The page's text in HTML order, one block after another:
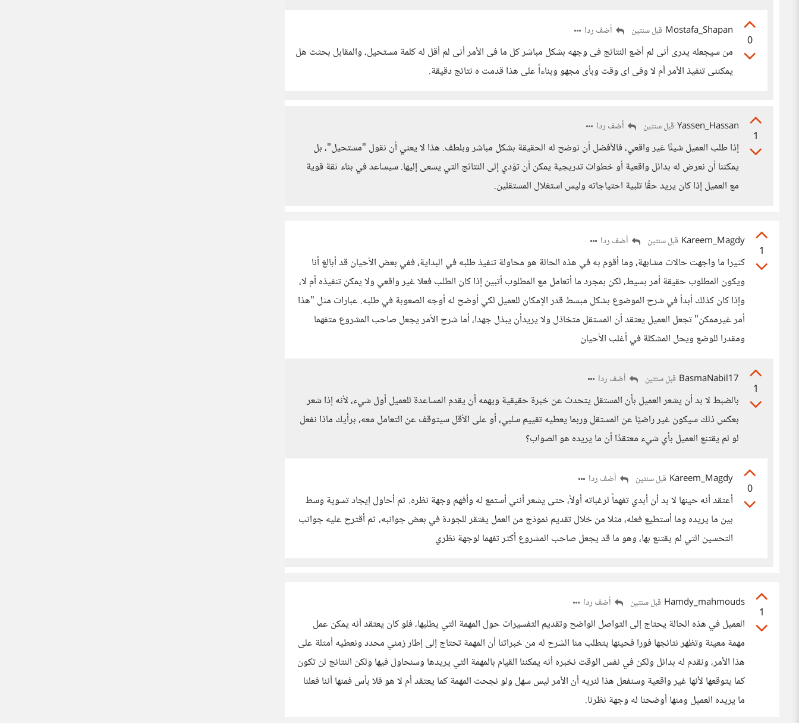
0
Mostafa_Shapan قبل سنتين أضف ردا
من سيجعله يدرى أنى لم أضع النتائج فى وجهه بشكل مباشر كل ما فى الأمر أنى لم أقل له كلمة مستحيل، والمقابل بحثت هل
يمكننى تنفيذ الأمر أم لا وفى اى وقت وبأى مجهو وبناءاً على هذا قدمت ه نتائج دقيقة.
1
Yassen_Hassan قبل سنتين أضف ردا
إذا طلب العميل شيئًا غير واقعي، فالأفضل أن نوضح له الحقيقة بشكل مباشر وبلطف. هذا لا يعني أن نقول "مستحيل"، بل
يمكننا أن نعرض له بدائل واقعية أو خطوات تدريجية يمكن أن تؤدي إلى النتائج التي يسعى إليها. سيساعد في بناء ثقة قوية
مع العميل إذا كان يريد حقًا تلبية احتياجاته وليس استغلال المستقلين.
1
Kareem_Magdy قبل سنتين أضف ردا
كثيرا ما واجهت حالات مشابهة، وما أقوم به في هذه الحالة هو محاولة تنفيذ طلبه في البداية، ففي بعض الأحيان قد أبالغ أنا
ويكون المطلوب حقيقة أمر بسيط، لكن بمجرد ما أتعامل مع المطلوب أتبين إذا كان الطلب فعلا غير واقعي ولا يمكن تنفيذه أم لا،
وإذا كان كذلك أبدأ في شرح الموضوع بشكل مبسط قدر الإمكان للعميل لكي أوضح له أوجه الصعوبة في طلبه. عبارات مثل "هذا
أمر غيرممكن" تجعل العميل يعتقد أن المستقل متخاذل ولا يريدأن يبذل جهدا، أما شرح الأمر يجعل صاحب المشروع متفهما
ومقدرا للوضع ويحل المشكلة في أغلب الأحيان
1
BasmaNabil17 قبل سنتين أضف ردا
بالضبط لا بد أن يشعر العميل بأن المستقل يتحدث عن خبرة حقيقية ويهمه أن يقدم المساعدة للعميل أول شيء، لأنه إذا شعر
بعكس ذلك سيكون غير راضيًا عن المستقل وربما يعطيه تقييم سلبي، أو على الأقل سيتوقف عن التعامل معه، برأيك ماذا نفعل
لو لم يقتنع العميل بأي شيء معتقدًا أن ما يريده هو الصواب؟
0
Kareem_Magdy قبل سنتين أضف ردا
أعتقد أنه حينها لا بد أن أبدي تفهماً لرغباته أولاً، حتى يشعر أنني أستمع له وأفهم وجهة نظره. ثم أحاول إيجاد تسوية وسط
بين ما يريده وما أستطيع فعله، مثلا من خلال تقديم نموذج من العمل يفتقر للجودة في بعض جوانبه، ثم أقترح عليه جوانب
التحسين التي لم يقتنع بها، وهو ما قد يجعل صاحب المشروع أكثر تفهما لوجهة نظري
1
Hamdy_mahmouds قبل سنتين أضف ردا
العميل في هذه الحالة يحتاج إلى التواصل الواضح وتقديم التفسيرات حول المهمة التي يطلبها، فلو كان يعتقد أنه يمكن عمل
مهمة معينة وتظهر نتائجها فورا فحينها يتطلب منا الشرح له من خبراتنا أن المهمة تحتاج إلى إطار زمني محدد ونعطيه أمثلة على
هذا الأمر، ونقدم له بدائل ولكن في نفس الوقت نخبره أنه يمكننا القيام بالمهمة التي يريدها وسنحاول فيها ولكن النتائج لن تكون
كما يتوقعها لأنها غير واقعية وسنفعل هذا لنريه أن الأمر ليس سهل ولو نجحت المهمة كما يعتقد أم لا هو فلا بأس فمنها أننا فعلنا
ما يريده العميل ومنها أوضحنا له وجهة نظرنا.